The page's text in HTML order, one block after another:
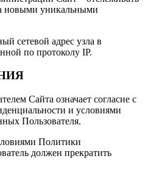
новыми уникальными
сетевой адрес узла в
по протоколу IP.
Сайта означает согласие с
и условиями
Пользователя.
Политики
должен прекратить